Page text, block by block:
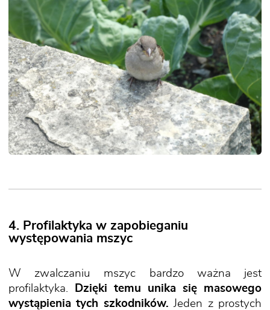
4. Profilaktyka w zapobieganiu
występowania mszyc
W zwalczaniu mszyc bardzo ważna jest
profilaktyka.
Dzięki temu unika się masowego
wystąpienia tych szkodników. Jeden z prostych